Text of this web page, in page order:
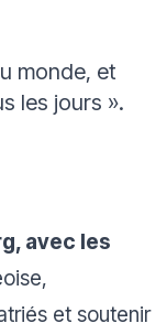
monde, et
les jours ».
avec les
et soutenir